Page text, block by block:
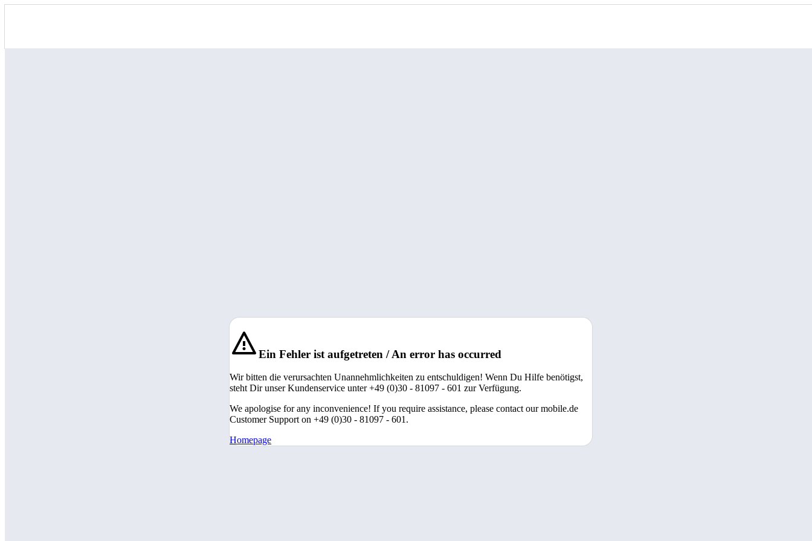
Ein Fehler ist aufgetreten / An error has occurred
Wir bitten die verursachten Unannehmlichkeiten zu entschuldigen! Wenn Du Hilfe benötigst,
steht Dir unser Kundenservice unter +49 (0)30 - 81097 - 601 zur Verfügung.
We apologise for any inconvenience! If you require assistance, please contact our mobile.de
Customer Support on +49 (0)30 - 81097 - 601.
Homepage